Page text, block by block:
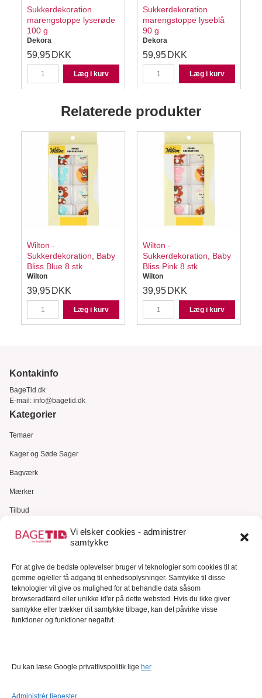
Vi elsker cookies - administrer
samtykke
For at give de bedste oplevelser bruger vi teknologier som cookies til at
gemme og/eller få adgang til enhedsoplysninger. Samtykke til disse
teknologier vil give os mulighed for at behandle data såsom
browseradfærd eller unikke id'er på dette websted. Hvis du ikke giver
samtykke eller trækker dit samtykke tilbage, kan det påvirke visse
funktioner og funktioner negativt.
Du kan læse Google privatlivspolitik lige her
Administrér tjenester
Sukkerdekoration
marengstoppe lyserøde
100 g
Dekora
59,95 DKK
Læg i kurv
Sukkerdekoration
marengstoppe lyseblå
90 g
Dekora
59,95 DKK
Læg i kurv
Relaterede produkter
Wilton -
Sukkerdekoration, Baby
Bliss Blue 8 stk
Wilton
39,95 DKK
Læg i kurv
Wilton -
Sukkerdekoration, Baby
Bliss Pink 8 stk
Wilton
39,95 DKK
Læg i kurv
Kontakinfo
BageTid.dk
E-mail: info@bagetid.dk
Kategorier
Temaer
Kager og Søde Sager
Bagværk
Mærker
Tilbud
Gavekort
Kundeservice
Kundeservice
FAQ – Ofte stillede spørgsmål
Om Bagetid.dk
Se Fødevarestyrelsens smiley-rapporter